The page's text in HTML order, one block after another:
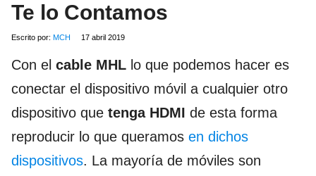
Te lo Contamos
Escrito por: MCH 17 abril 2019
Con el cable MHL lo que podemos hacer es
conectar el dispositivo móvil a cualquier otro
dispositivo que tenga HDMI de esta forma
reproducir lo que queramos en dichos
dispositivos. La mayoría de móviles son